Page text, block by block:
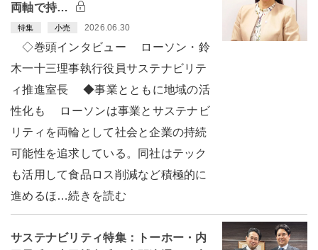
両軸で持…
特集 小売 2026.06.30
◇巻頭インタビュー ローソン・鈴
木一十三理事執行役員サステナビリテ
ィ推進室長 ◆事業とともに地域の活
性化も ローソンは事業とサステナビ
リティを両輪として社会と企業の持続
可能性を追求している。同社はテック
も活用して食品ロス削減など積極的に
進めるほ…続きを読む
サステナビリティ特集：トーホー・内